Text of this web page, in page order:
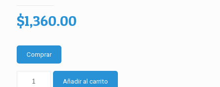
$1,360.00
Comprar
Añadir al carrito